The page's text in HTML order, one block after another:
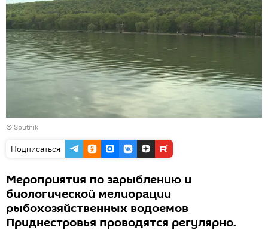
© Sputnik
Подписаться
Мероприятия по зарыблению и
биологической мелиорации
рыбохозяйственных водоемов
Приднестровья проводятся регулярно.